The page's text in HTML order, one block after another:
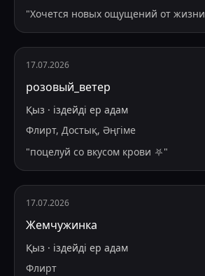
"Хочется новых ощущений от жизни
17.07.2026
розовый_ветер
Қыз · іздейді ер адам
Флирт, Достық, Әңгіме
"поцелуй со вкусом крови ⛧"
17.07.2026
Жемчужинка
Қыз · іздейді ер адам
Флирт